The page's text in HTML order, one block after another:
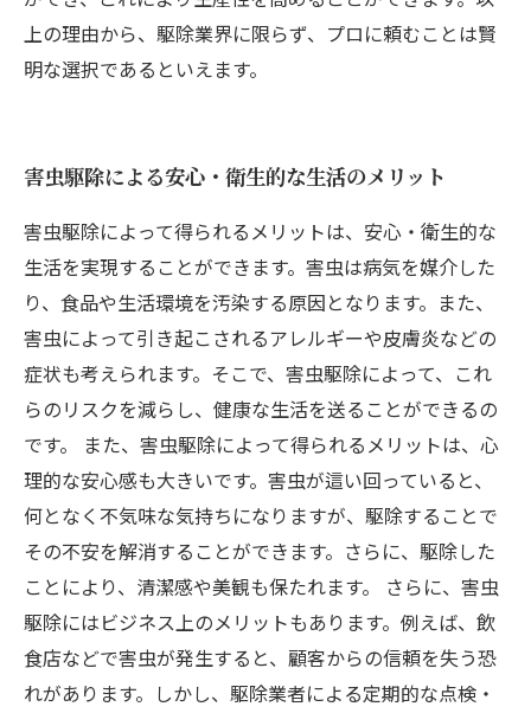
上の理由から、駆除業界に限らず、プロに頼むことは賢
明な選択であるといえます。
害虫駆除による安心・衛生的な生活のメリット
害虫駆除によって得られるメリットは、安心・衛生的な
生活を実現することができます。害虫は病気を媒介した
り、食品や生活環境を汚染する原因となります。また、
害虫によって引き起こされるアレルギーや皮膚炎などの
症状も考えられます。そこで、害虫駆除によって、これ
らのリスクを減らし、健康な生活を送ることができるの
です。 また、害虫駆除によって得られるメリットは、心
理的な安心感も大きいです。害虫が這い回っていると、
何となく不気味な気持ちになりますが、駆除することで
その不安を解消することができます。さらに、駆除した
ことにより、清潔感や美観も保たれます。 さらに、害虫
駆除にはビジネス上のメリットもあります。例えば、飲
食店などで害虫が発生すると、顧客からの信頼を失う恐
れがあります。しかし、駆除業者による定期的な点検・